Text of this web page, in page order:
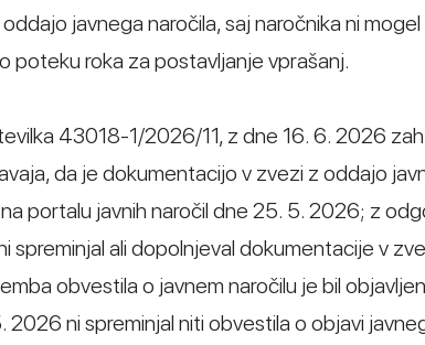
javnega naročila, saj naročnika ni
poteku roka za postavljanje vprašanj.
43018-1/2026/11, z dne 16. 6. 2026
da je dokumentacijo v zvezi z oddajo
portalu javnih naročil dne 25. 5. 2026; z
spreminjal ali dopolnjeval dokumentacije v
obvestila o javnem naročilu je bil
2026 ni spreminjal niti obvestila o objavi